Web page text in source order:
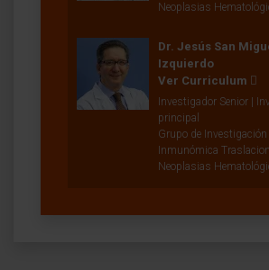
Neoplasias
Dr. Jesús San
Izquierdo
Ver Curriculum
Investigador Senior |
principal
Grupo de Investigación
Inmunómica
Neoplasias